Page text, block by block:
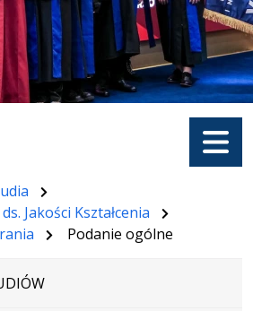
Menu
Jakości Kształcenia
Podanie ogólne